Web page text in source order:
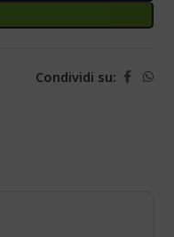
Condividi su: